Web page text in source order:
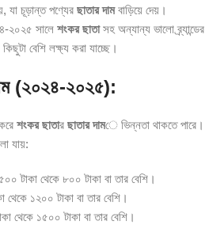
যা চূড়ান্ত পণ্যের ছাতার দামবাড়িয়ে দেয়।
২০২৫ সালে শংকর ছাতাসহ অন্যান্য ভালো ব্র্যান্ডের
বেশি লক্ষ্য করা যাচ্ছে।
(২০২৪-২০২৫):
শংকর ছাতার ছাতার দামে ভিন্নতা থাকতে পারে।
যায়:
টাকা থেকে ৮০০ টাকা বা তার বেশি।
থেকে ১২০০ টাকা বা তার বেশি।
থেকে ১৫০০ টাকা বা তার বেশি।